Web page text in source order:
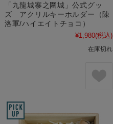
「九龍城寨之圍城」公式グッ
ズ アクリルキーホルダー（陳
洛軍/ハイエイトチョコ）
¥1,980(税込)
在庫切れ